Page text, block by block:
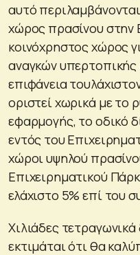
αυτό
χώρος πρασίνου στην
κοινόχρηστος χώρος
αναγκών υπερτοπικής
επιφάνεια
οριστεί χωρικά με το
εφαρμογής, το οδικό
εντός του
χώροι υψηλού
Επιχειρηματικού
ελάχιστο 5% επί του
Χιλιάδες
εκτιμάται ότι θα